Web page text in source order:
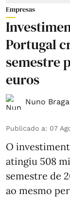
Empresas
Portugal
semestre
euros
Nuno Braga
Publicado a: 07
O
atingiu 508
semestre de
ao mesmo